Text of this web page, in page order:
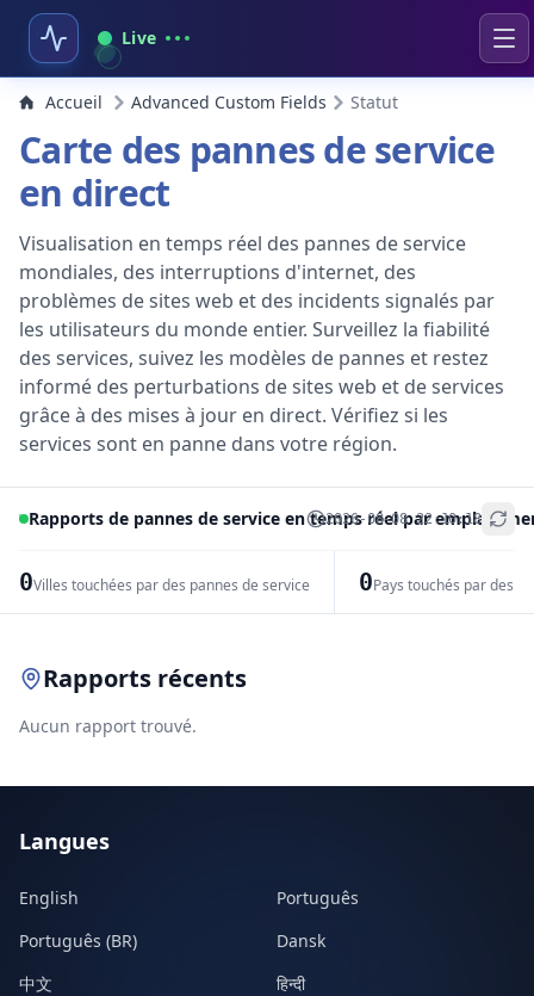
Live
Accueil Advanced Custom Fields Statut
Carte des pannes de service
en direct
Visualisation en temps réel des pannes de service
mondiales, des interruptions d'internet, des
problèmes de sites web et des incidents signalés par
les utilisateurs du monde entier. Surveillez la fiabilité
des services, suivez les modèles de pannes et restez
informé des perturbations de sites web et de services
grâce à des mises à jour en direct. Vérifiez si les
services sont en panne dans votre région.
Rapports de pannes de service en temps réel par
2026-08-08 22:10:18
0Villes touchées par des pannes de service 0Pays touchés par des
+
Rapports récents
Aucun rapport trouvé.
Langues
English
Português
Português (BR)
Dansk
中文
हिन्दी